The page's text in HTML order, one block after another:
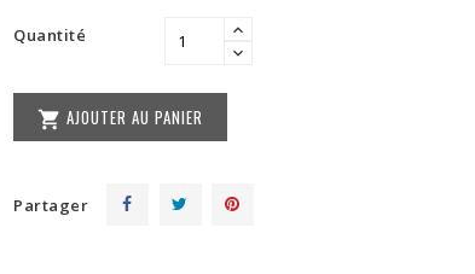
Quantité
 AJOUTER AU PANIER
Partager